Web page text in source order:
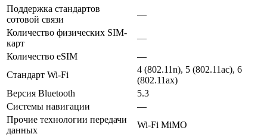
Поддержка стандартов
сотовой связи
—
Количество физических SIM-
карт
—
Количество eSIM
—
Стандарт Wi-Fi
4 (802.11n), 5 (802.11ac), 6
(802.11ax)
Версия Bluetooth
5.3
Системы навигации
—
Прочие технологии передачи
данных
Wi-Fi MiMO